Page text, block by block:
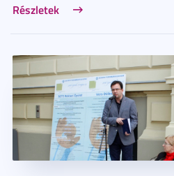
Részletek